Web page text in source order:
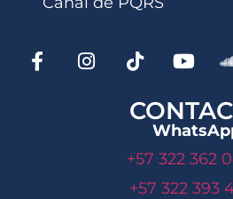
+57 322 362
+57 322 393